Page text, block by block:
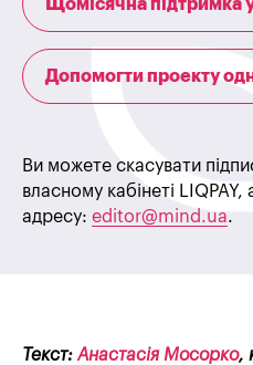
Щомісячна підтримка
Допомогти проекту
Ви можете скасувати
власному кабінеті
адресу: editor@mind.ua.
Текст: Анастасія Мосорко,